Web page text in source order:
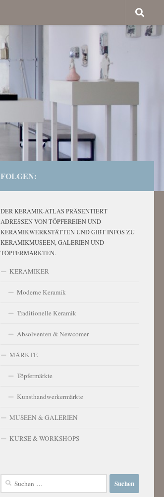
FOLGEN:
DER KERAMIK-ATLAS PRÄSENTIERT
ADRESSEN VON TÖPFEREIEN UND
KERAMIKWERKSTÄTTEN UND GIBT INFOS ZU
KERAMIKMUSEEN, GALERIEN UND
TÖPFERMÄRKTEN.
KERAMIKER
Moderne Keramik
Traditionelle Keramik
Absolventen & Newcomer
MÄRKTE
Töpfermärkte
Kunsthandwerkermärkte
MUSEEN & GALERIEN
KURSE & WORKSHOPS
Suchen